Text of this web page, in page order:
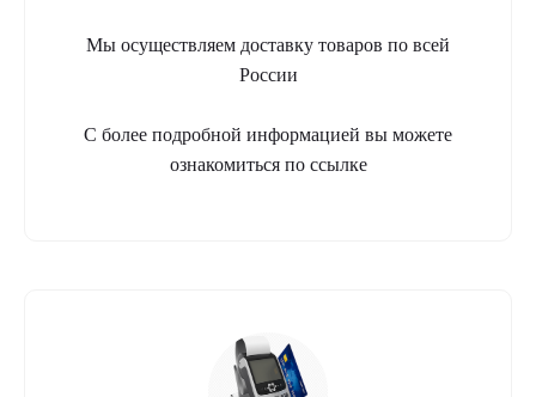
Мы осуществляем доставку товаров по всей
России
С более подробной информацией вы можете
ознакомиться по ссылке